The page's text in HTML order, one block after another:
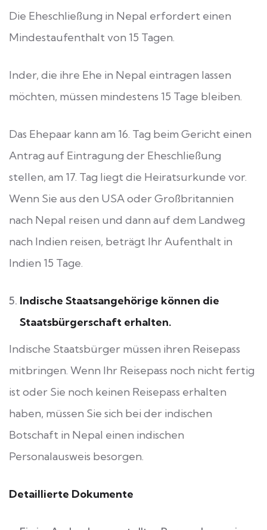
Die Eheschließung in Nepal erfordert einen
Mindestaufenthalt von 15 Tagen.
Inder, die ihre Ehe in Nepal eintragen lassen
möchten, müssen mindestens 15 Tage bleiben.
Das Ehepaar kann am 16. Tag beim Gericht einen
Antrag auf Eintragung der Eheschließung
stellen, am 17. Tag liegt die Heiratsurkunde vor.
Wenn Sie aus den USA oder Großbritannien
nach Nepal reisen und dann auf dem Landweg
nach Indien reisen, beträgt Ihr Aufenthalt in
Indien 15 Tage.
Indische Staatsangehörige können die
Staatsbürgerschaft erhalten.
Indische Staatsbürger müssen ihren Reisepass
mitbringen. Wenn Ihr Reisepass noch nicht fertig
ist oder Sie noch keinen Reisepass erhalten
haben, müssen Sie sich bei der indischen
Botschaft in Nepal einen indischen
Personalausweis besorgen.
Detaillierte Dokumente